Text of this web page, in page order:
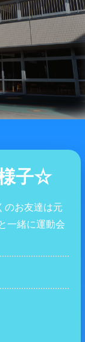
子☆
のお友達は元
一緒に運動会